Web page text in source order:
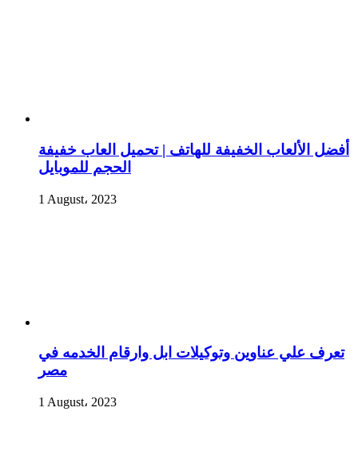
أفضل الألعاب الخفيفة للهاتف | تحميل العاب خفيفة
الحجم للموبايل
1 August، 2023
تعرف علي عناوين وتوكيلات ابل وارقام الخدمه في
مصر
1 August، 2023